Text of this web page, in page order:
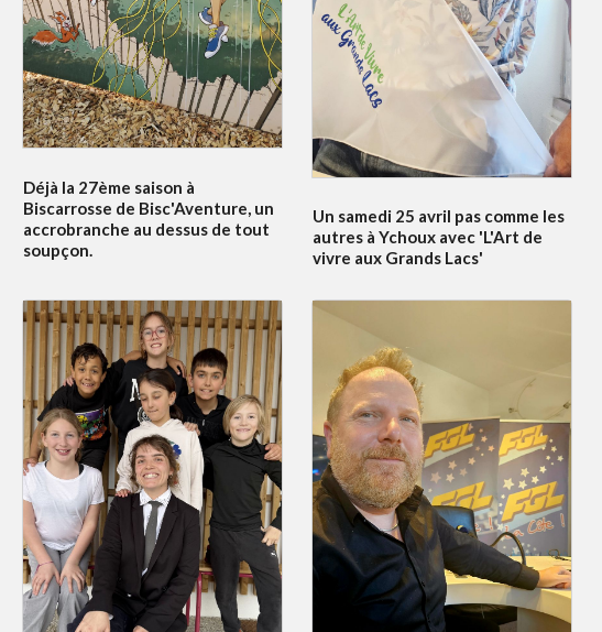
Déjà la 27ème saison à
Biscarrosse de Bisc'Aventure, un
accrobranche au dessus de tout
soupçon.
Un samedi 25 avril pas comme les
autres à Ychoux avec 'L'Art de
vivre aux Grands Lacs'